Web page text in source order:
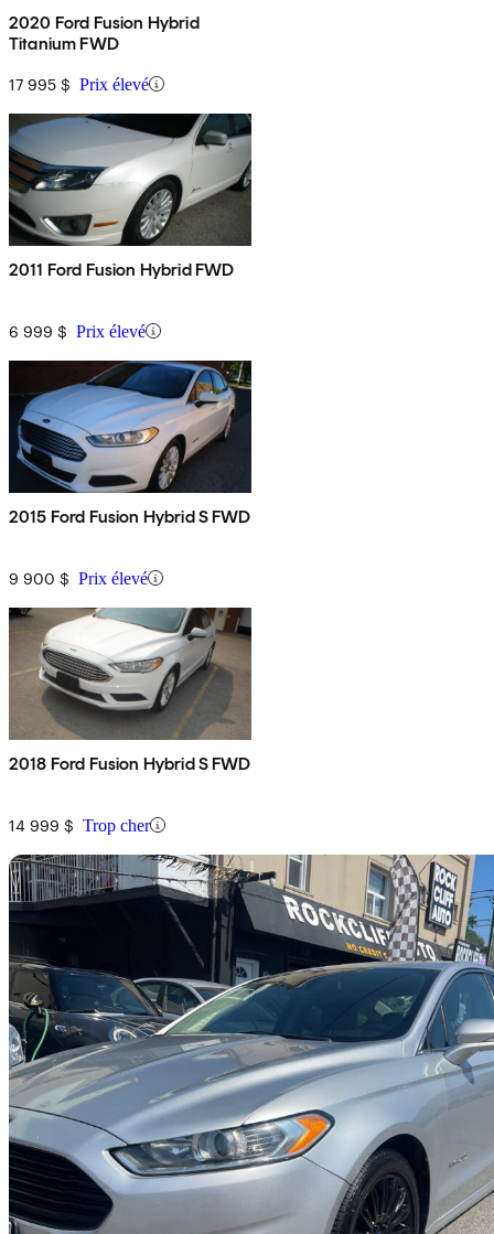
2020 Ford Fusion Hybrid
Titanium FWD
17 995 $ Prix élevé
2011 Ford Fusion Hybrid FWD
6 999 $ Prix élevé
2015 Ford Fusion Hybrid S FWD
9 900 $ Prix élevé
2018 Ford Fusion Hybrid S FWD
14 999 $ Trop cher
2014 Ford Fusion Hybrid